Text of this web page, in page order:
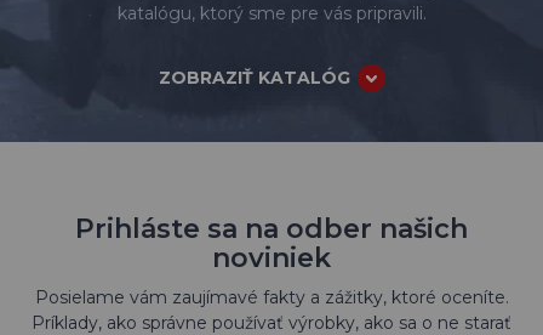
katalógu, ktorý sme pre vás pripravili.
ZOBRAZIŤ KATALÓG
Prihláste sa na odber našich
noviniek
Posielame vám zaujímavé fakty a zážitky, ktoré oceníte.
Príklady, ako správne používať výrobky, ako sa o ne starať